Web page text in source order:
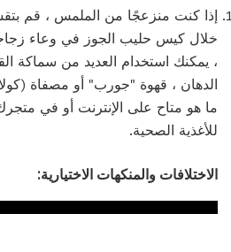
إذا كنت منزعجًا من الملمس ، قم
خلال كيس حليب الجوز في وعاء
، يمكنك استخدام العديد من سماكة
الدهان ، قهوة "جورب" أو مصفاة
ما هو متاح على الإنترنت أو في
للأغذية الصحية.
الاختلافات والمنكهات الاختيارية: